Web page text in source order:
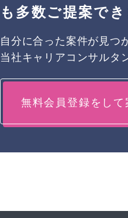
も多数ご提案で
自分に合った案件が見つ
当社キャリアコンサルタ
無料会員登録をし